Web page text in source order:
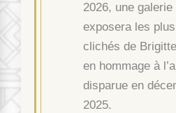
2026, une
exposera les
clichés de
en hommage à
disparue en
2025.